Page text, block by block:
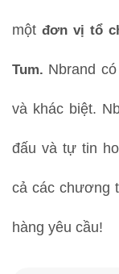
một đơn vị tổ
Tum. Nbrand
và khác biệt.
đấu và tự tin
cả các chương
hàng yêu cầu!